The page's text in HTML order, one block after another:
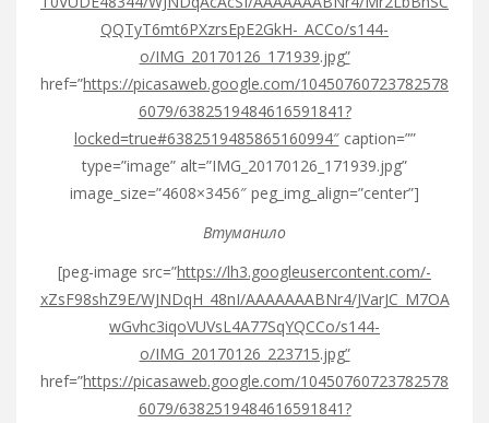
QQTyT6mt6PXzrsEpE2GkH-_ACCo/s144-
o/IMG_20170126_171939.jpg”
href=”https://picasaweb.google.com/10450760723782578
6079/6382519484616591841?
locked=true#6382519485865160994″caption=””
type=”image” alt=”IMG_20170126_171939.jpg”
image_size=”4608×3456″ peg_img_align=”center”]
Втуманило
[peg-image src=”https://lh3.googleusercontent.com/-
xZsF98shZ9E/WJNDqH_48nI/AAAAAAABNr4/JVarJC_M7OA
wGvhc3iqoVUVsL4A77SqYQCCo/s144-
o/IMG_20170126_223715.jpg”
href=”https://picasaweb.google.com/10450760723782578
6079/6382519484616591841?